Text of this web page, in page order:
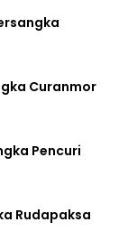
Curanmor
Pencuri
Rudapaksa